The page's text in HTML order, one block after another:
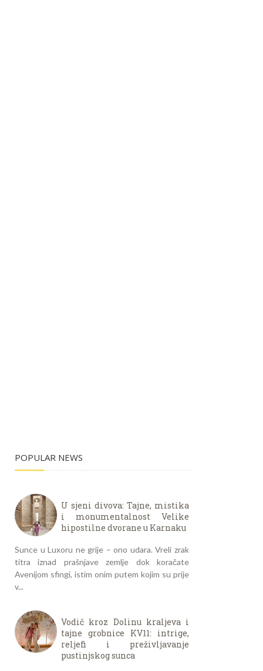
POPULAR NEWS
U sjeni divova: Tajne, mistika
i monumentalnost Velike
hipostilne dvorane u Karnaku
Sunce u Luxoru ne grije – ono udara. Vreli zrak
titra iznad prašnjave zemlje dok koračate
Avenijom sfingi, istim onim putem kojim su prije
v...
Vodič kroz Dolinu kraljeva i
tajne grobnice KV11: intrige,
reljefi i preživljavanje
pustinjskog sunca